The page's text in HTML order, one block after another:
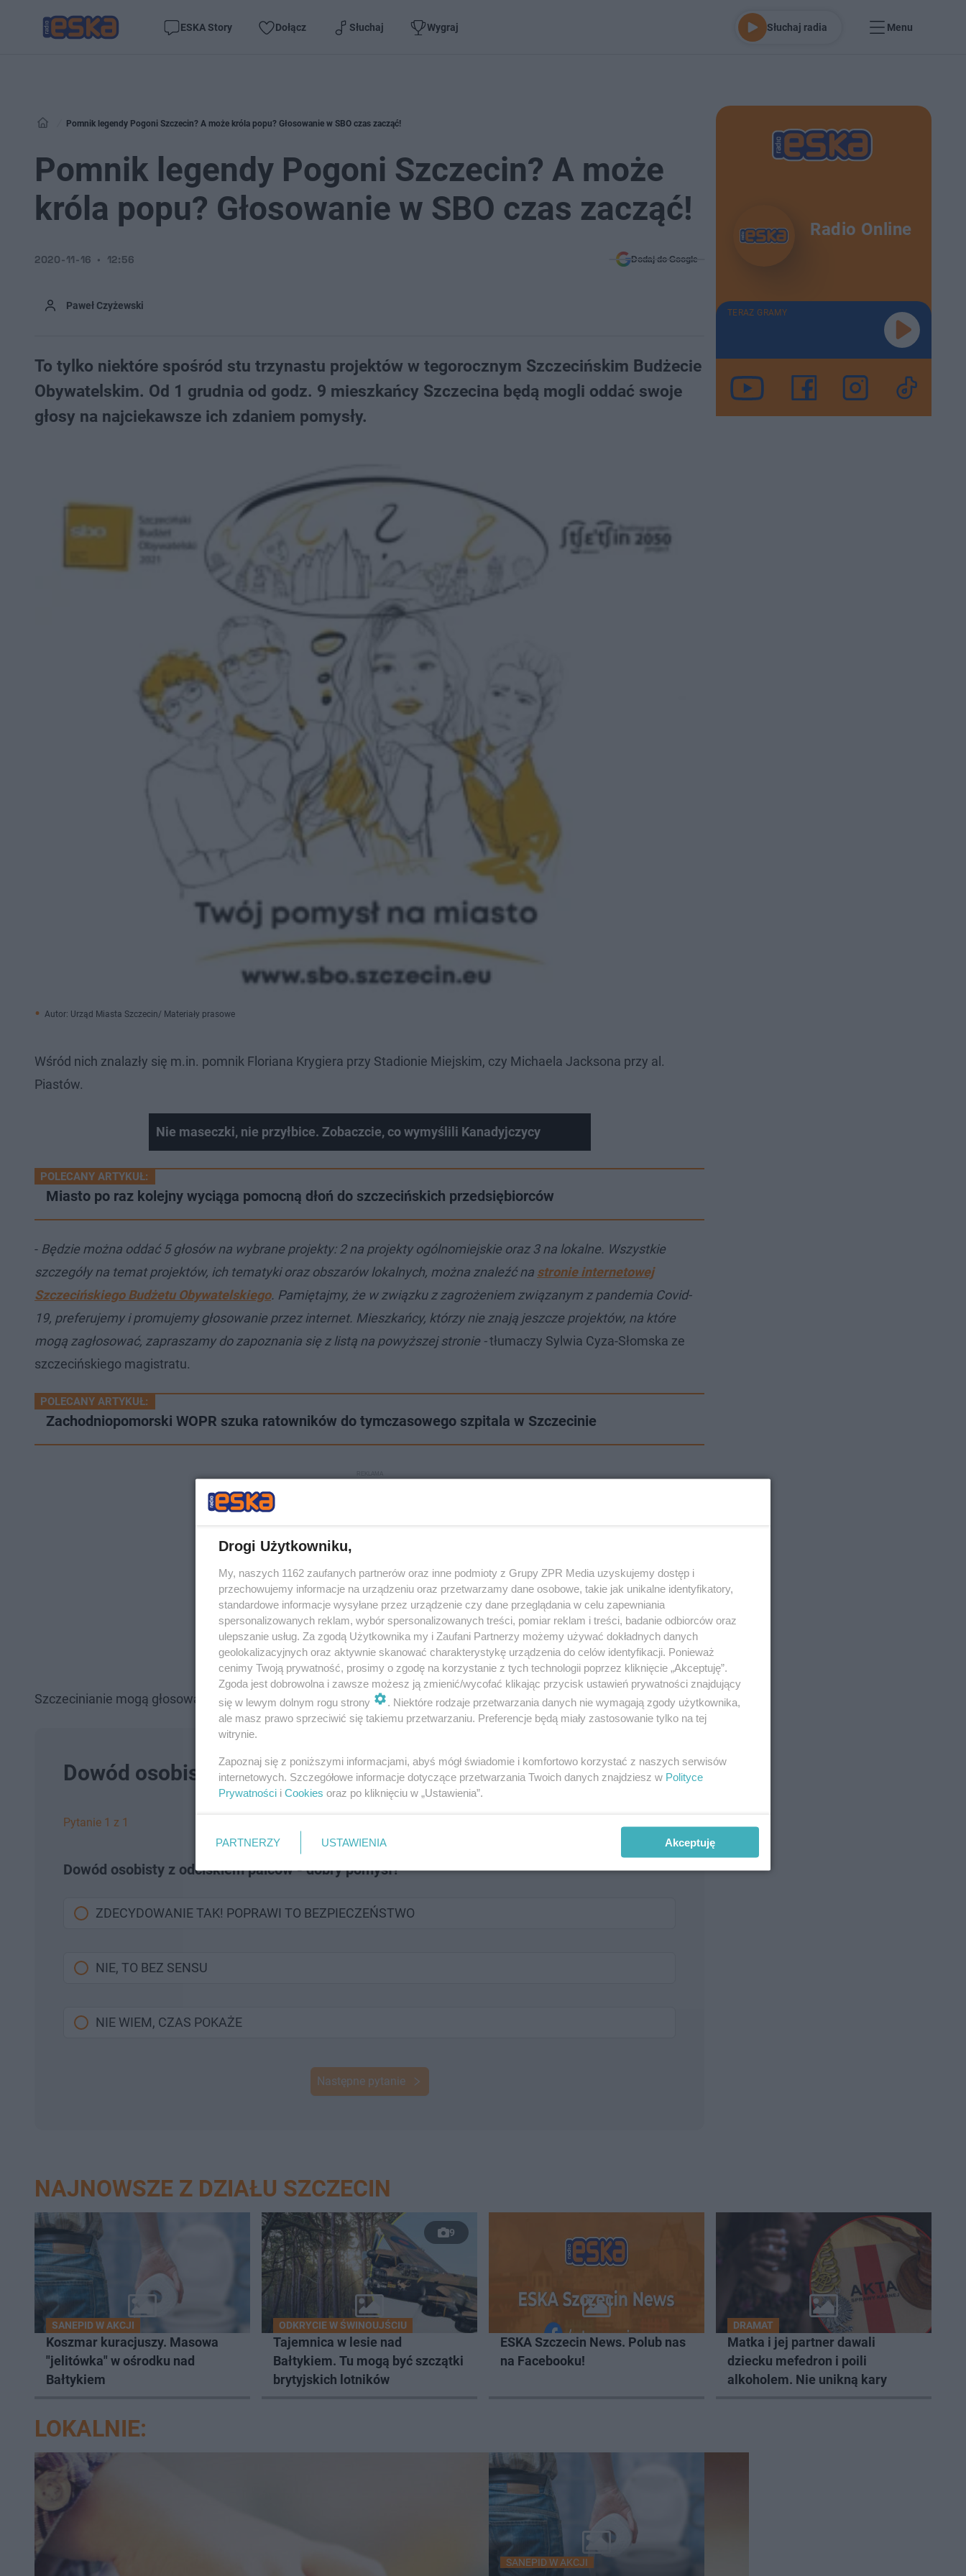
ESKA Story Dołącz Słuchaj Wygraj Słuchaj radia Menu
Pomnik legendy Pogoni Szczecin? A może króla popu? Głosowanie w SBO czas zacząć!
Pomnik legendy Pogoni Szczecin? A może
króla popu? Głosowanie w SBO czas zacząć!
Paweł Czyżewski
2020-11-16 12:56 Dodaj do Google
To tylko niektóre spośród stu trzynastu projektów w tegorocznym Szczecińskim Budżecie
Obywatelskim. Od 1 grudnia od godz. 9 mieszkańcy Szczecina będą mogli oddać swoje
głosy na najciekawsze ich zdaniem pomysły.
Autor: Urząd Miasta Szczecin/ Materiały prasowe
Wśród nich znalazły się m.in. pomnik Floriana Krygiera przy Stadionie Miejskim, czy Michaela Jacksona przy al.
Piastów.
Nie maseczki, nie przyłbice. Zobaczcie, co wymyślili Kanadyjczycy
POLECANY ARTYKUŁ:
Miasto po raz kolejny wyciąga pomocną dłoń do szczecińskich przedsiębiorców
- Będzie można oddać 5 głosów na wybrane projekty: 2 na projekty ogólnomiejskie oraz 3 na lokalne. Wszystkie
szczegóły na temat projektów, ich tematyki oraz obszarów lokalnych, można znaleźć na stronie internetowej
Szczecińskiego Budżetu Obywatelskiego. Pamiętajmy, że w związku z zagrożeniem związanym z pandemia Covid-
19, preferujemy i promujemy głosowanie przez internet. Mieszkańcy, którzy nie znają jeszcze projektów, na które
mogą zagłosować, zapraszamy do zapoznania się z listą na powyższej stronie -tłumaczy Sylwia Cyza-Słomska ze
szczecińskiego magistratu.
POLECANY ARTYKUŁ:
​Zachodniopomorski WOPR szuka ratowników do tymczasowego szpitala w Szczecinie
Szczecinianie mogą głosować na wybrane projekty do 15 grudnia do godziny 9.
Dowód osobisty z odciskiem palców - dobry pomysł?
Pytanie 1 z 1
Dowód osobisty z odciskiem palców - dobry pomysł?
ZDECYDOWANIE TAK! POPRAWI TO BEZPIECZEŃSTWO
NIE, TO BEZ SENSU
NIE WIEM, CZAS POKAŻE
Następne pytanie
Radio Online
TERAZ GRAMY
NAJNOWSZE Z DZIAŁU SZCZECIN
SANEPID W AKCJI
Koszmar kuracjuszy. Masowa
"jelitówka" w ośrodku nad
Bałtykiem
9
ODKRYCIE W ŚWINOUJŚCIU
Tajemnica w lesie nad
Bałtykiem. Tu mogą być szczątki
brytyjskich lotników
ESKA Szczecin News. Polub nas
na Facebooku!
DRAMAT
Matka i jej partner dawali
dziecku mefedron i poili
alkoholem. Nie unikną kary
LOKALNIE:
SANEPID W AKCJI
Drogi Użytkowniku,
My, naszych 1162 zaufanych partnerów oraz inne podmioty z Grupy ZPR Media uzyskujemy dostęp i
przechowujemy informacje na urządzeniu oraz przetwarzamy dane osobowe, takie jak unikalne identyfikatory,
standardowe informacje wysyłane przez urządzenie czy dane przeglądania w celu zapewniania
spersonalizowanych reklam, wybór spersonalizowanych treści, pomiar reklam i treści, badanie odbiorców oraz
ulepszanie usług. Za zgodą Użytkownika my i Zaufani Partnerzy możemy używać dokładnych danych
geolokalizacyjnych oraz aktywnie skanować charakterystykę urządzenia do celów identyfikacji. Ponieważ
cenimy Twoją prywatność, prosimy o zgodę na korzystanie z tych technologii poprzez kliknięcie „Akceptuję”.
Zgoda jest dobrowolna i zawsze możesz ją zmienić/wycofać klikając przycisk ustawień prywatności znajdujący
się w lewym dolnym rogu strony
. Niektóre rodzaje przetwarzania danych nie wymagają zgody użytkownika,
ale masz prawo sprzeciwić się takiemu przetwarzaniu. Preferencje będą miały zastosowanie tylko na tej
witrynie.
Zapoznaj się z poniższymi informacjami, abyś mógł świadomie i komfortowo korzystać z naszych serwisów
internetowych. Szczegółowe informacje dotyczące przetwarzania Twoich danych znajdziesz w Polityce
Prywatności i Cookies oraz po kliknięciu w „Ustawienia”.
PARTNERZY USTAWIENIA Akceptuję